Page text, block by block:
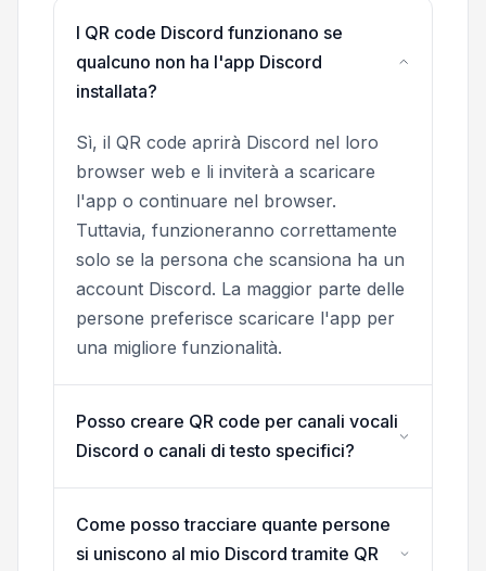
I QR code Discord funzionano se
qualcuno non ha l'app Discord
installata?
Sì, il QR code aprirà Discord nel loro
browser web e li inviterà a scaricare
l'app o continuare nel browser.
Tuttavia, funzioneranno correttamente
solo se la persona che scansiona ha un
account Discord. La maggior parte delle
persone preferisce scaricare l'app per
una migliore funzionalità.
Posso creare QR code per canali vocali
Discord o canali di testo specifici?
Come posso tracciare quante persone
si uniscono al mio Discord tramite QR